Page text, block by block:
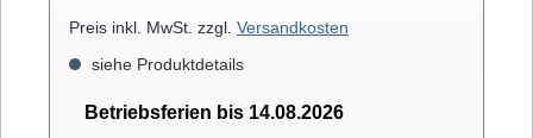
Preis inkl. MwSt. zzgl. Versandkosten
siehe Produktdetails
Betriebsferien bis 14.08.2026